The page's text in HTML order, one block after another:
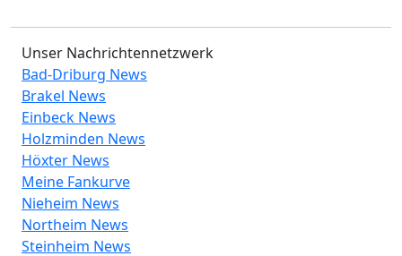
Unser Nachrichtennetzwerk
Bad-Driburg News
Brakel News
Einbeck News
Holzminden News
Höxter News
Meine Fankurve
Nieheim News
Northeim News
Steinheim News